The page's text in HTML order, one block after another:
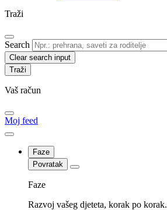
Traži
Search
Clear search input
Vaš račun
Moj feed
Faze
Povratak
Faze
Razvoj vašeg djeteta, korak po korak.